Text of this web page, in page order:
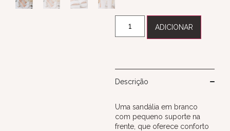
ADICIONAR
Descrição
Uma sandália em branco
com pequeno suporte na
frente, que oferece conforto